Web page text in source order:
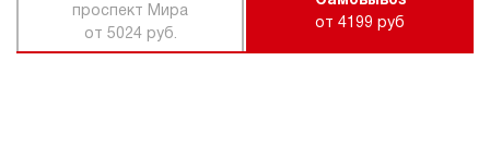
проспект Мира
от 5024 руб.
от 4199 руб